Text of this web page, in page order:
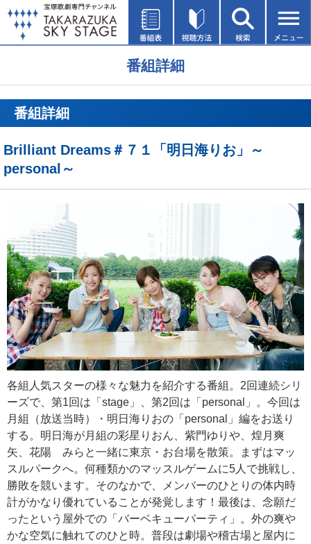
番組詳細
番組詳細
Brilliant Dreams＃７１「明日海りお」～
personal～
各組人気スターの様々な魅力を紹介する番組。2回連続シリ
ーズで、第1回は「stage」、第2回は「personal」。今回は
月組（放送当時）・明日海りおの「personal」編をお送り
する。明日海が月組の彩星りおん、紫門ゆりや、煌月爽
矢、花陽 みらと一緒に東京・お台場を散策。まずはマッ
スルパークへ。何種類かのマッスルゲームに5人で挑戦し、
勝敗を競います。そのなかで、メンバーのひとりの体内時
計がかなり優れていることが発覚します！最後は、念願だ
ったという屋外での「バーベキューパーティ」。外の爽や
かな空気に触れてのひと時。普段は劇場や稽古場と屋内に